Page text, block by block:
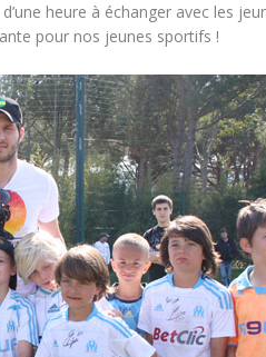
heure à échanger avec les
pour nos jeunes sportifs !